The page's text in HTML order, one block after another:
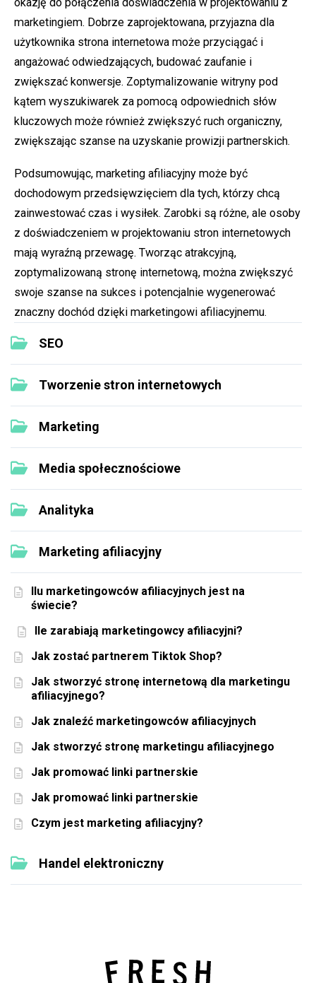
SEO
Tworzenie stron internetowych
Marketing
Media społecznościowe
Analityka
Marketing afiliacyjny
Ilu marketingowców afiliacyjnych jest na
świecie?
Ile zarabiają marketingowcy afiliacyjni?
Jak zostać partnerem Tiktok Shop?
Jak stworzyć stronę internetową dla marketingu
afiliacyjnego?
Jak znaleźć marketingowców afiliacyjnych
Jak stworzyć stronę marketingu afiliacyjnego
Jak promować linki partnerskie
Jak promować linki partnerskie
Czym jest marketing afiliacyjny?
Handel elektroniczny
marketingiem. Dobrze zaprojektowana, przyjazna dla
użytkownika strona internetowa może przyciągać i
angażować odwiedzających, budować zaufanie i
zwiększać konwersje. Zoptymalizowanie witryny pod
kątem wyszukiwarek za pomocą odpowiednich słów
kluczowych może również zwiększyć ruch organiczny,
zwiększając szanse na uzyskanie prowizji partnerskich.
Podsumowując, marketing afiliacyjny może być
dochodowym przedsięwzięciem dla tych, którzy chcą
zainwestować czas i wysiłek. Zarobki są różne, ale osoby
z doświadczeniem w projektowaniu stron internetowych
mają wyraźną przewagę. Tworząc atrakcyjną,
zoptymalizowaną stronę internetową, można zwiększyć
swoje szanse na sukces i potencjalnie wygenerować
znaczny dochód dzięki marketingowi afiliacyjnemu.